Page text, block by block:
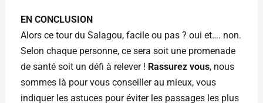
EN CONCLUSION
Alors ce tour du Salagou, facile ou pas ? oui et…. non.
Selon chaque personne, ce sera soit une promenade
de santé soit un défi à relever ! Rassurez vous, nous
sommes là pour vous conseiller au mieux, vous
indiquer les astuces pour éviter les passages les plus